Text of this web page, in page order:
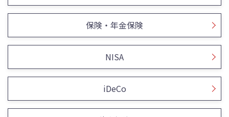
保険・年金保険
NISA
iDeCo